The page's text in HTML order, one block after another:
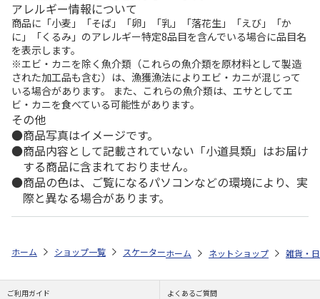
アレルギー情報について
商品に「小麦」「そば」「卵」「乳」「落花生」「えび」「か
に」「くるみ」のアレルギー特定8品目を含んでいる場合に品目名
を表示します。
※エビ・カニを除く魚介類（これらの魚介類を原材料として製造
された加工品も含む）は、漁獲漁法によりエビ・カニが混じって
いる場合があります。 また、これらの魚介類は、エサとしてエ
ビ・カニを食べている可能性があります。
その他
商品写真はイメージです。
商品内容として記載されていない「小道具類」はお届け
する商品に含まれておりません。
商品の色は、ご覧になるパソコンなどの環境により、実
際と異なる場合があります。
ホーム ショップ一覧 スケーター インナーカップ付ステンレスマグ
ホーム ネットショップ 雑貨・
ご利用ガイド よくあるご質問